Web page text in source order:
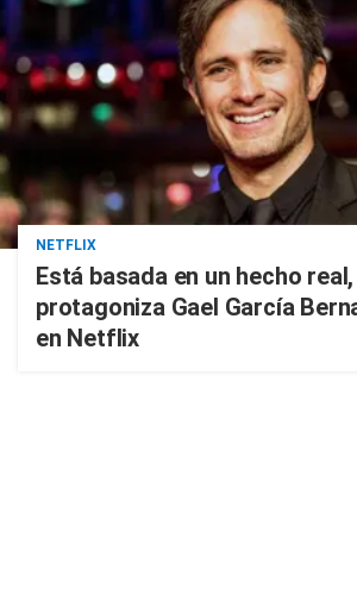
NETFLIX
Está basada en un hecho
protagoniza Gael García
en Netflix